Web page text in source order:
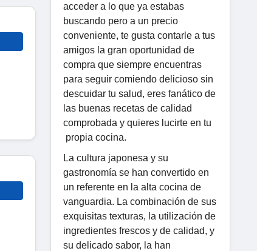
acceder a lo que ya estabas
buscando pero a un precio
conveniente, te gusta contarle a tus
amigos la gran oportunidad de
compra que siempre encuentras
para seguir comiendo delicioso sin
descuidar tu salud, eres fanático de
las buenas recetas de calidad
comprobada y quieres lucirte en tu
propia cocina.
La cultura japonesa y su
gastronomía se han convertido en
un referente en la alta cocina de
vanguardia. La combinación de sus
exquisitas texturas, la utilización de
ingredientes frescos y de calidad, y
su delicado sabor, la han